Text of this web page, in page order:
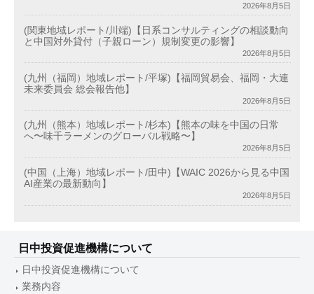
2026年8月5日
(関東地域レポート/川端)【日系コンサルティングの相談動向
と中国対外貸付（子親ローン）規制変更の影響】
2026年8月5日
(九州（福岡）地域レポート/平塚)【福岡貿易会、福岡・大連
未来委員会 総会報告他】
2026年8月5日
(九州（熊本）地域レポート/杉本)【熊本の味を中国の日常
へ〜味千ラーメンのグローバル戦略〜】
2026年8月5日
(中国（上海）地域レポート/田中)【WAIC 2026から見る中国
AI産業の最新動向】
2026年8月5日
日中投資促進機構について
日中投資促進機構について
業務内容